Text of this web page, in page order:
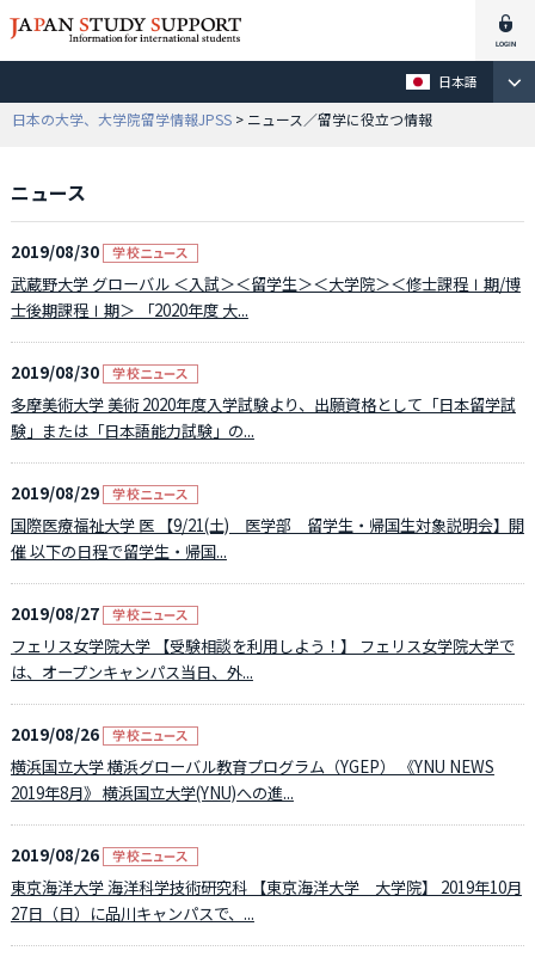
日本語
日本の大学、大学院留学情報JPSS > ニュース／留学に役立つ情報
ニュース
2019/08/30
武蔵野大学 グローバル ＜入試＞＜留学生＞＜大学院＞＜修士課程Ⅰ期/博
士後期課程Ⅰ期＞ 「2020年度 大...
2019/08/30
多摩美術大学 美術 2020年度入学試験より、出願資格として「日本留学試
験」または「日本語能力試験」の...
2019/08/29
国際医療福祉大学 医 【9/21(土) 医学部 留学生・帰国生対象説明会】開
催 以下の日程で留学生・帰国...
2019/08/27
フェリス女学院大学 【受験相談を利用しよう！】 フェリス女学院大学で
は、オープンキャンパス当日、外...
2019/08/26
横浜国立大学 横浜グローバル教育プログラム（YGEP） 《YNU NEWS
2019年8月》 横浜国立大学(YNU)への進...
2019/08/26
東京海洋大学 海洋科学技術研究科 【東京海洋大学 大学院】 2019年10月
27日（日）に品川キャンパスで、...